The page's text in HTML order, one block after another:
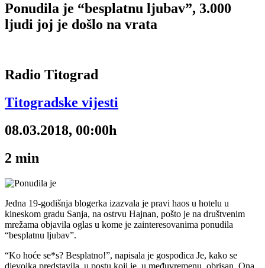
Ponudila je “besplatnu ljubav”, 3.000
ljudi joj je došlo na vrata
Radio Titograd
Titogradske vijesti
08.03.2018, 00:00h
2 min
Jedna 19-godišnja blogerka izazvala je pravi haos u hotelu u
kineskom gradu Sanja, na ostrvu Hajnan, pošto je na društvenim
mrežama objavila oglas u kome je zainteresovanima ponudila
“besplatnu ljubav”.
“Ko hoće se*s? Besplatno!”, napisala je gospođica Je, kako se
djevojka predstavila, u postu koji je, u međuvremenu, obrisan. Ona